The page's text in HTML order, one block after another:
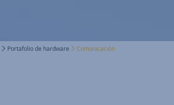
Portafolio de hardware Comunicación